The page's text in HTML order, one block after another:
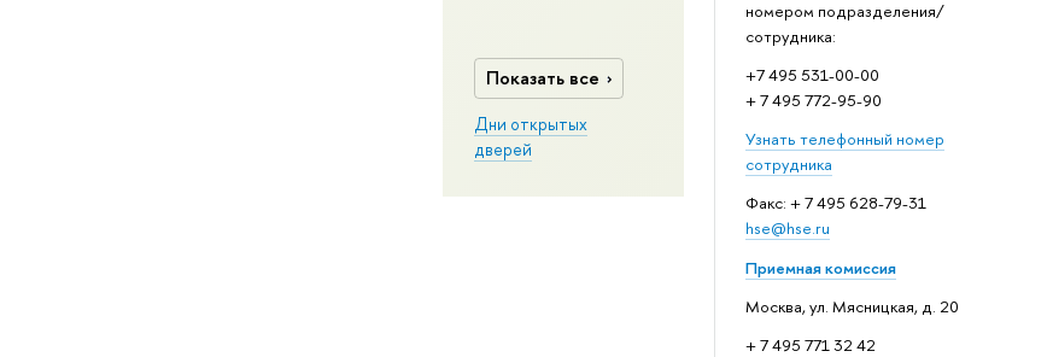
номером подразделения/
сотрудника:
+7 495 531-00-00
+ 7 495 772-95-90
Узнать телефонный номер
сотрудника
Факс: + 7 495 628-79-31
hse@hse.ru
Приемная комиссия
Москва, ул. Мясницкая, д. 20
+ 7 495 771 32 42
Показать все
Дни открытых
дверей